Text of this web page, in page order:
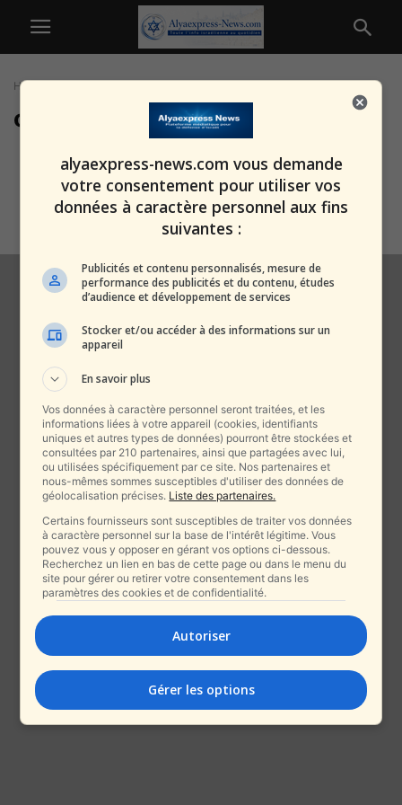
Home
ordre
Encore une maison close
découverte à Ashkelon : voici ce
qu’a...
alxprss_sab
alyaexpress-news.com vous demande
votre consentement pour utiliser vos
données à caractère personnel aux fins
suivantes :
Publicités et contenu personnalisés, mesure de
performance des publicités et du contenu, études
d’audience et développement de services
Stocker et/ou accéder à des informations sur un
appareil
En savoir plus
Vos données à caractère personnel seront traitées, et les
informations liées à votre appareil (cookies, identifiants
uniques et autres types de données) pourront être stockées et
consultées par 210 partenaires, ainsi que partagées avec lui,
ou utilisées spécifiquement par ce site. Nos partenaires et
nous-mêmes sommes susceptibles d'utiliser des données de
géolocalisation précises. Liste des partenaires.
Certains fournisseurs sont susceptibles de traiter vos données
à caractère personnel sur la base de l'intérêt légitime. Vous
pouvez vous y opposer en gérant vos options ci-dessous.
Recherchez un lien en bas de cette page ou dans le menu du
site pour gérer ou retirer votre consentement dans les
paramètres des cookies et de confidentialité.
Autoriser
Gérer les options